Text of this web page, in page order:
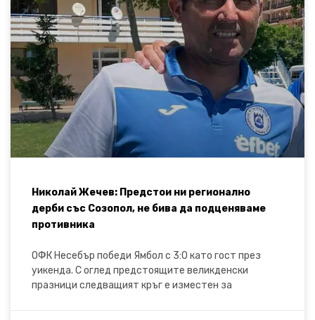
Николай Жечев: Предстои ни регионално
дерби със Созопол, не бива да подценяваме
противника
ОФК Несебър победи Ямбол с 3:0 като гост през
уикенда. С оглед предстоящите великденски
празници следващият кръг е изместен за